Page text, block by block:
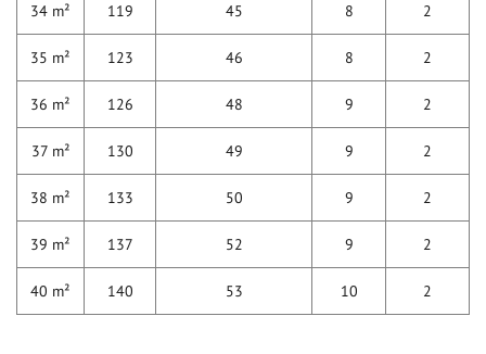
34 m² 119 45 8 2
35 m² 123 46 8 2
36 m² 126 48 9 2
37 m² 130 49 9 2
38 m² 133 50 9 2
39 m² 137 52 9 2
40 m² 140 53 10 2